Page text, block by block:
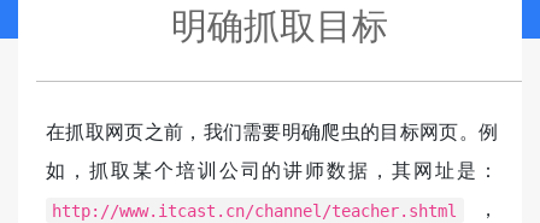
明确抓取目标
在抓取网页之前，我们需要明确爬虫的目标网页。例
如，抓取某个培训公司的讲师数据，其网址是：
http://www.itcast.cn/channel/teacher.shtml
，